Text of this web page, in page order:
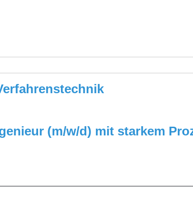
(m/w/d) mit starkem